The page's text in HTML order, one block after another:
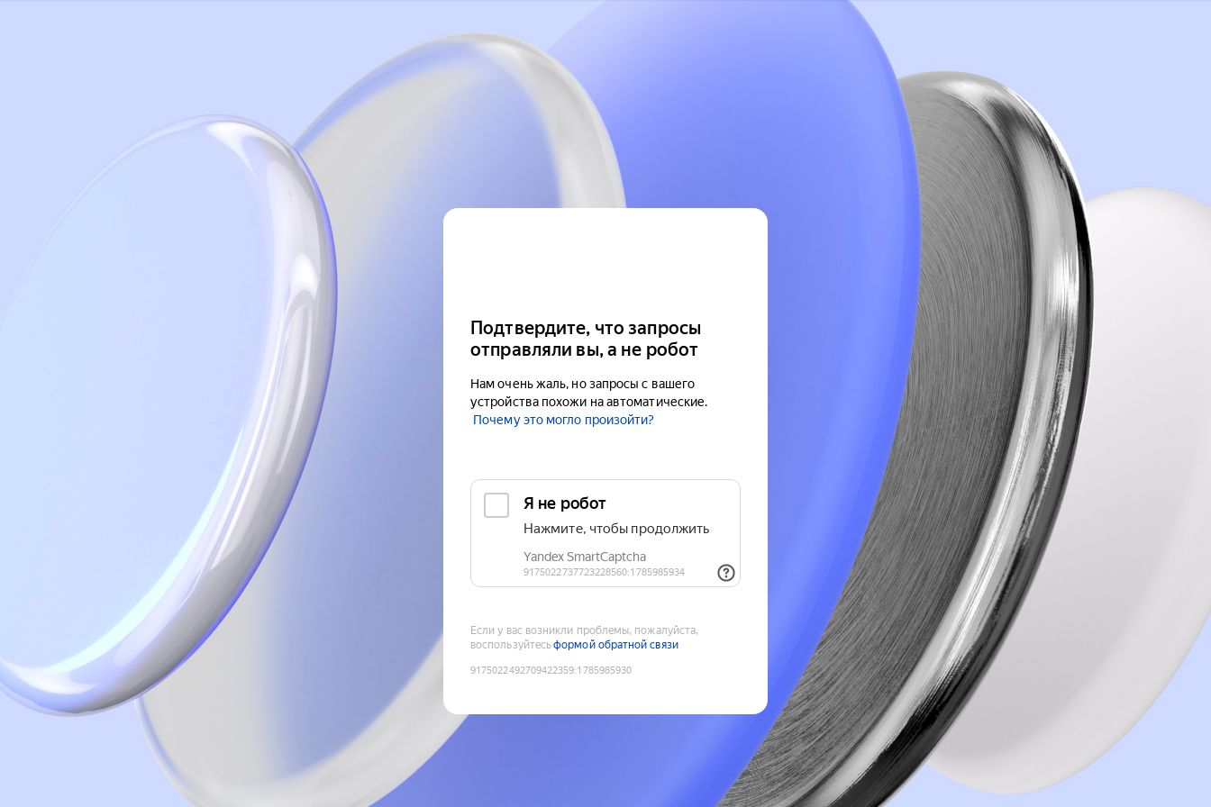
Подтвердите, что запросы
отправляли вы, а не робот
Нам очень жаль, но запросы с вашего
устройства похожи на автоматические.
Почему это могло произойти?
Если у вас возникли проблемы, пожалуйста,
воспользуйтесьформой обратной связи
9175022492709422359:1785985930